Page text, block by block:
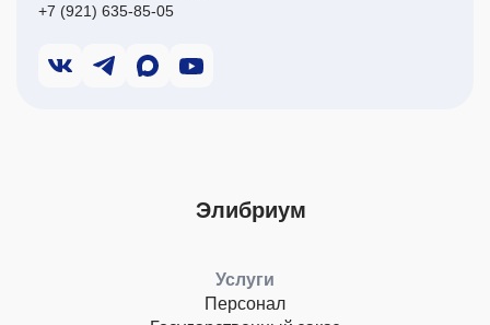
+7 (921) 635-85-05
Элибриум
Услуги
Персонал